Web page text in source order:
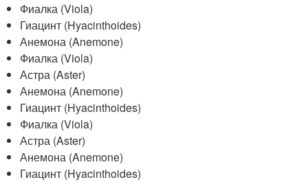
Фиалка (Viola)
Гиацинт (Hyacinthoides)
Анемона (Anemone)
Фиалка (Viola)
Астра (Aster)
Анемона (Anemone)
Гиацинт (Hyacinthoides)
Фиалка (Viola)
Астра (Aster)
Анемона (Anemone)
Гиацинт (Hyacinthoides)